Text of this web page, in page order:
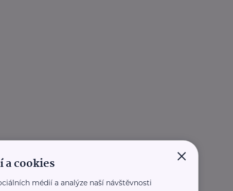
×
a cookies
médií a analýze naší návštěvnosti